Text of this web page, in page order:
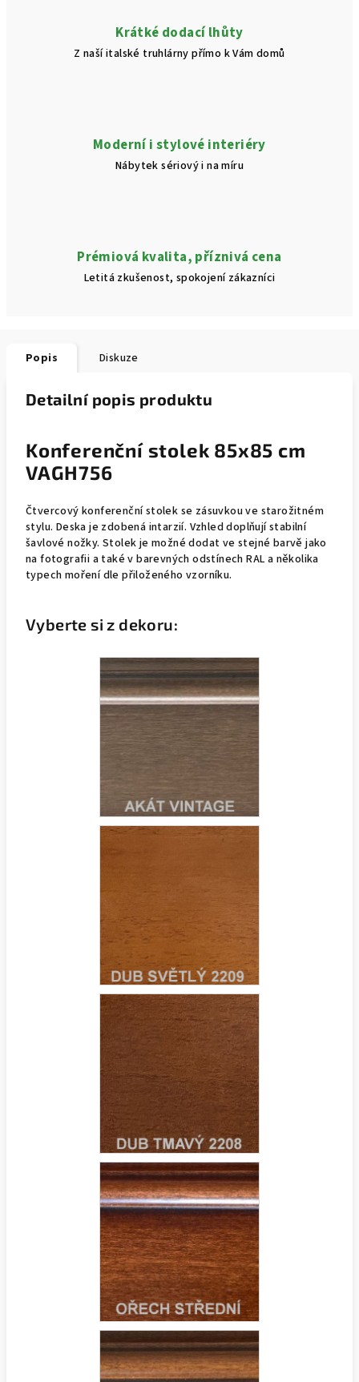
Krátké dodací lhůty
Z naší italské truhlárny přímo k Vám domů
Moderní i stylové interiéry
Nábytek sériový i na míru
Prémiová kvalita, příznivá cena
Letitá zkušenost, spokojení zákazníci
Popis Diskuze
Detailní popis produktu
Konferenční stolek 85x85 cm
VAGH756
Čtvercový konferenční stolek se zásuvkou ve starožitném
stylu. Deska je zdobená intarzií. Vzhled doplňují stabilní
šavlové nožky. Stolek je možné dodat ve stejné barvě jako
na fotografii a také v barevných odstínech RAL a několika
typech moření dle přiloženého vzorníku.
Vyberte si z dekoru: